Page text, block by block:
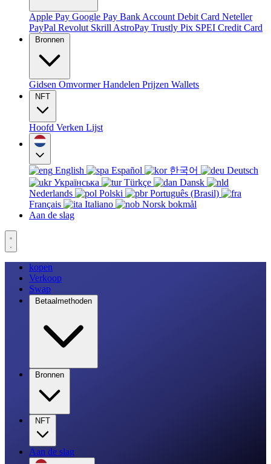
Apple Pay Google Pay Bank Account Debit Card Neteller
PayPal Revolut Skrill AstroPay Trustly Pix SPEI Credit Card
Bronnen
Gidsen OmvormerHandelen Prijzen Wallets
NFT
Hoofd Verken Lijst
English Español 한국어
Deutsch
Українська
Türkçe
Dansk
Nederlands
Polski
Português (Brasil)
Français
Italiano
Norsk bokmål
Aan de slag
kopen
Verkoop
Swap
Betaalmethoden
Bronnen
NFT
Aan de slag